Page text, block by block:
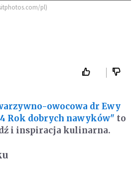
pl)
owocowa dr Ewy
Rok dobrych nawyków" to
i inspiracja kulinarna.